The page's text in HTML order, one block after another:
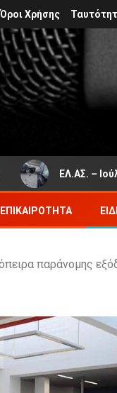
Όροι Χρήσης
ΕΛ.ΑΣ. – Ιούλιος
ΕΠΙΚΑΙΡΌΤΗΤΑ
παράνομης